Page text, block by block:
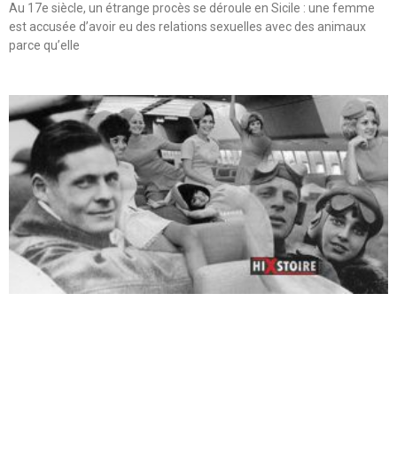
Au 17e siècle, un étrange procès se déroule en Sicile : une femme
est accusée d’avoir eu des relations sexuelles avec des animaux
parce qu’elle